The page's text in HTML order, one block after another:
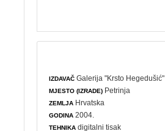
IZDAVAČ Galerija "Krsto Hegedušić"
MJESTO (IZRADE) Petrinja
ZEMLJA Hrvatska
GODINA 2004.
TEHNIKA digitalni tisak